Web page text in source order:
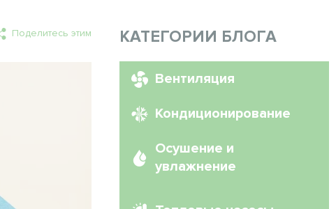
Поделитесь этим КАТЕГОРИИ БЛОГА
Вентиляция
Кондиционирование
Осушение и
увлажнение